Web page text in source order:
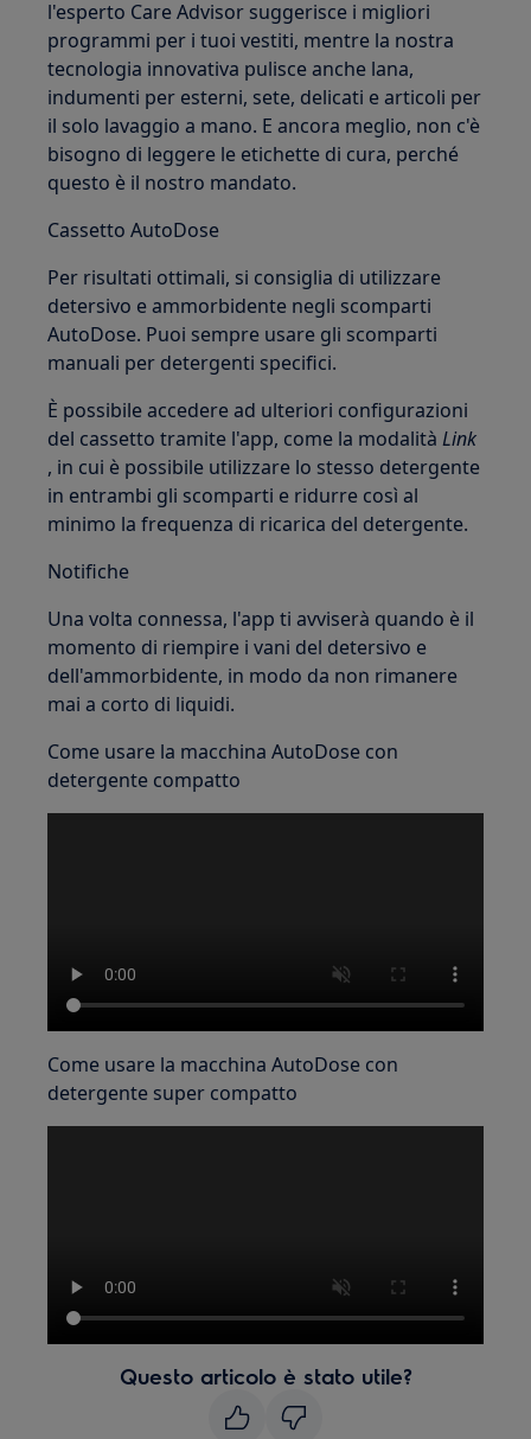
l'esperto Care Advisor suggerisce i migliori
programmi per i tuoi vestiti, mentre la nostra
tecnologia innovativa pulisce anche lana,
indumenti per esterni, sete, delicati e articoli per
il solo lavaggio a mano. E ancora meglio, non c'è
bisogno di leggere le etichette di cura, perché
questo è il nostro mandato.
Cassetto AutoDose
Per risultati ottimali, si consiglia di utilizzare
detersivo e ammorbidente negli scomparti
AutoDose. Puoi sempre usare gli scomparti
manuali per detergenti specifici.
È possibile accedere ad ulteriori configurazioni
del cassetto tramite l'app, come la modalitàLink
, in cui è possibile utilizzare lo stesso detergente
in entrambi gli scomparti e ridurre così al
minimo la frequenza di ricarica del detergente.
Notifiche
Una volta connessa, l'app ti avviserà quando è il
momento di riempire i vani del detersivo e
dell'ammorbidente, in modo da non rimanere
mai a corto di liquidi.
Come usare la macchina AutoDose con
detergente compatto
Come usare la macchina AutoDose con
detergente super compatto
Questo articolo è stato utile?